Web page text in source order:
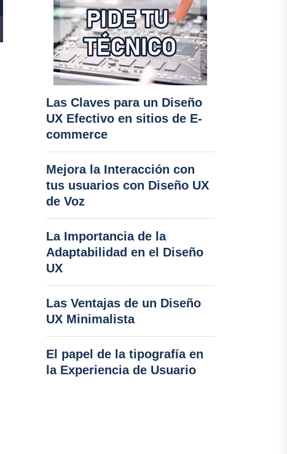
Las Claves para un Diseño
UX Efectivo en sitios de E-
commerce
Mejora la Interacción con
tus usuarios con Diseño UX
de Voz
La Importancia de la
Adaptabilidad en el Diseño
UX
Las Ventajas de un Diseño
UX Minimalista
El papel de la tipografía en
la Experiencia de Usuario